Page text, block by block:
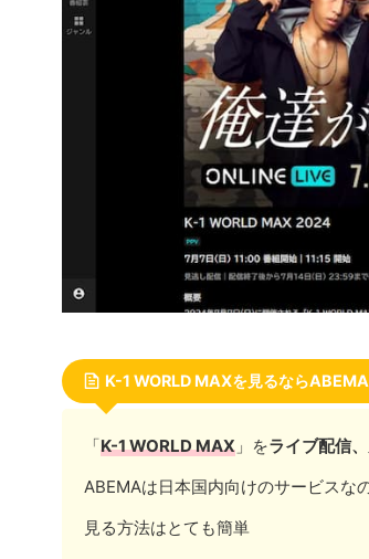
K-1 WORLD MAXを見るならABEMA
「K-1 WORLD MAX 」をライブ配信
ABEMAは日本国内向けのサービスな
見る方法はとても簡単